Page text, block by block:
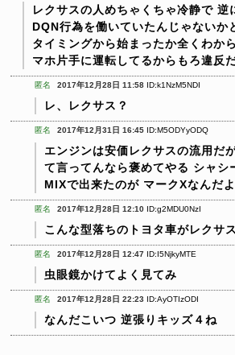
レクサスの人めちゃくちゃ冷静で 逆
DQN行為を働いていたんじゃないか
タイミングから始まったか全くわか
マホ片手に運転してるからもろ違反
匿名 2017年12月28日 11:58 ID:k1NzM5NDI
レ、レクサス？
匿名 2017年12月31日 16:45 ID:M5ODYyODQ
エンジンは安価レクサスの流用だ
て言ってんなら褒めてやる シャシ
MIXで出来たのが マークXなんだ
匿名 2017年12月28日 12:10 ID:g2MDU0NzI
こんな型落ちのトヨタ車がレクサ
匿名 2017年12月28日 12:47 ID:I5NjkyMTE
虫眼鏡かけてよく見てみ
匿名 2017年12月28日 22:23 ID:AyOTIzODI
なんだこいつ 逆張りキッズ４ね